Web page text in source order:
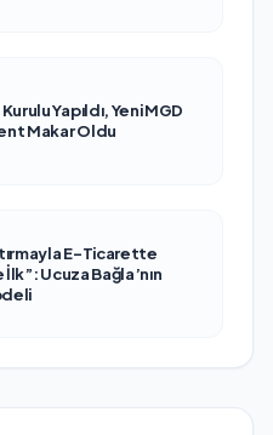
Yapıldı, Yeni MGD
Makar Oldu
E-Ticarette
Ucuza Bağla’nın